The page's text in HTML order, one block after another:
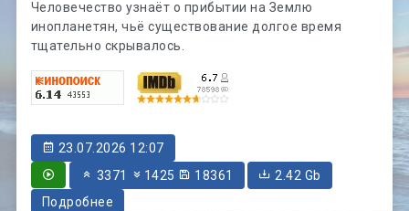
Человечество узнаёт о прибытии на Землю
инопланетян, чьё существование долгое время
тщательно скрывалось.
23.07.2026 12:07
3371
1425 18361
2.42 Gb
Подробнее